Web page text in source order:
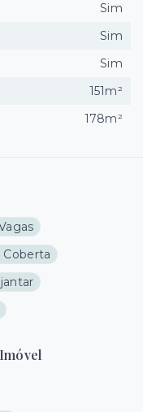
Coberta
jantar
Sim
Sim
Sim
151m²
178m²